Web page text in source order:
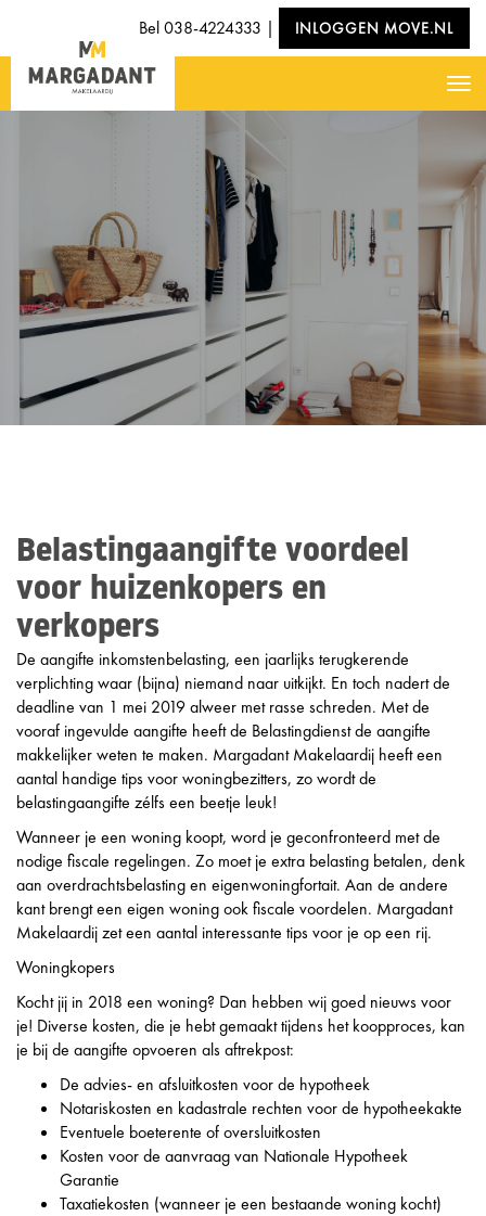
Bel038-4224333 | INLOGGEN MOVE.NL
Belastingaangifte voordeel
voor huizenkopers en
verkopers
De aangifte inkomstenbelasting, een jaarlijks terugkerende
verplichting waar (bijna) niemand naar uitkijkt. En toch nadert de
deadline van 1 mei 2019 alweer met rasse schreden. Met de
vooraf ingevulde aangifte heeft de Belastingdienst de aangifte
makkelijker weten te maken. Margadant Makelaardij heeft een
aantal handige tips voor woningbezitters, zo wordt de
belastingaangifte zélfs een beetje leuk!
Wanneer je een woning koopt, word je geconfronteerd met de
nodige fiscale regelingen. Zo moet je extra belasting betalen, denk
aan overdrachtsbelasting en eigenwoningfortait. Aan de andere
kant brengt een eigen woning ook fiscale voordelen. Margadant
Makelaardij zet een aantal interessante tips voor je op een rij.
Woningkopers
Kocht jij in 2018 een woning? Dan hebben wij goed nieuws voor
je! Diverse kosten, die je hebt gemaakt tijdens het koopproces, kan
je bij de aangifte opvoeren als aftrekpost:
De advies- en afsluitkosten voor de hypotheek
Notariskosten en kadastrale rechten voor de hypotheekakte
Eventuele boeterente of oversluitkosten
Kosten voor de aanvraag van Nationale Hypotheek
Garantie
Taxatiekosten (wanneer je een bestaande woning kocht)